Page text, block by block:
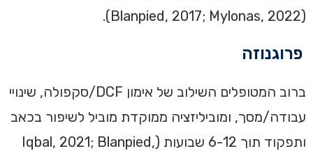
(Blanpied, 2017; Mylonas, 2022).
פרוגנוזה
ברוב המטופלים השילוב של אימון DCF/סקפולה, שינויי
עבודה/מסך, ומוביליזציה ממוקדת מוביל לשיפור בכאב
ותפקוד תוך 6-12 שבועות (Iqbal, 2021; Blanpied,